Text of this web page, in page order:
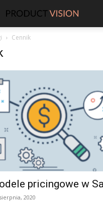
Cennik
pricingowe w
2020